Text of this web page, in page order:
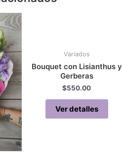
Variados
Bouquet con Lisianthus y
Gerberas
$550.00
Ver detalles